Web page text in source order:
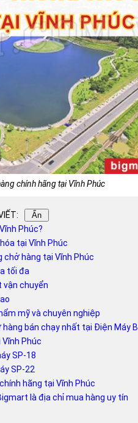
chính hãng tại Vĩnh Phúc
Ẩn
Phúc?
tại Vĩnh Phúc
chở hàng tại Vĩnh Phúc
tối đa
vận chuyển
mỹ và chuyên nghiệp
hàng bán chạy nhất tại Điện Máy
Phúc
SP-18
SP-22
hãng tại Vĩnh Phúc
là địa chỉ mua hàng uy tín